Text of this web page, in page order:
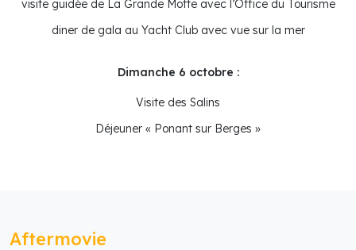
visite guidée de La Grande Motte avec l’Office du Tourisme
diner de gala au Yacht Club avec vue sur la mer
Dimanche 6 octobre :
Visite des Salins
Déjeuner « Ponant sur Berges »
Aftermovie